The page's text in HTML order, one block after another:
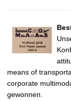
means of
corporate
gewonnen.